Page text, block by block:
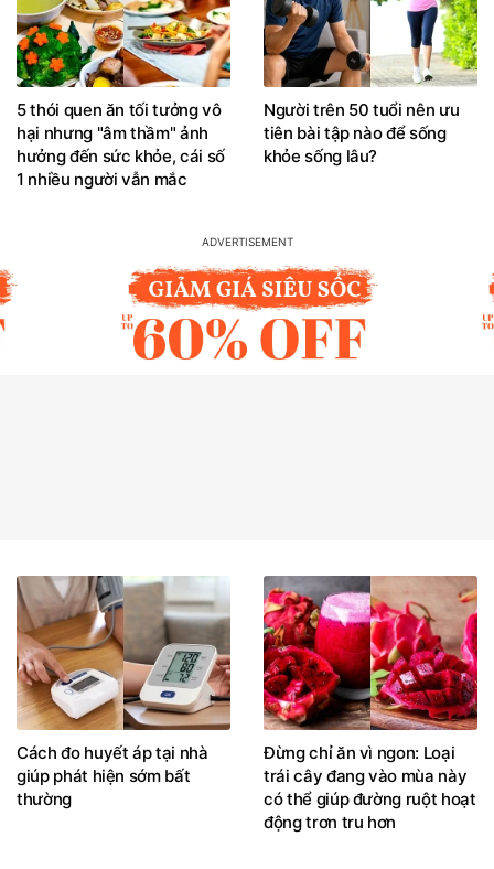
5 thói quen ăn tối tưởng vô
hại nhưng "âm thầm" ảnh
hưởng đến sức khỏe, cái số
1 nhiều người vẫn mắc
Người trên 50 tuổi nên ưu
tiên bài tập nào để sống
khỏe sống lâu?
Cách đo huyết áp tại nhà
giúp phát hiện sớm bất
thường
Đừng chỉ ăn vì ngon: Loại
trái cây đang vào mùa này
có thể giúp đường ruột hoạt
động trơn tru hơn